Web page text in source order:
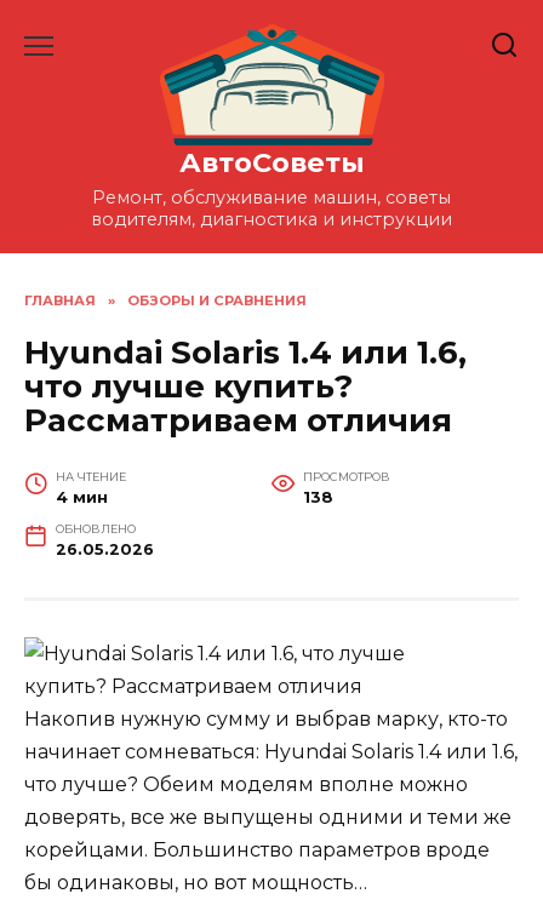
АвтоСоветы
Ремонт, обслуживание машин, советы
водителям, диагностика и инструкции
ГЛАВНАЯ » ОБЗОРЫ И СРАВНЕНИЯ
Hyundai Solaris 1.4 или 1.6,
что лучше купить?
Рассматриваем отличия
НА ЧТЕНИЕ
4 мин
ПРОСМОТРОВ
138
ОБНОВЛЕНО
26.05.2026
Накопив нужную сумму и выбрав марку, кто-то
начинает сомневаться: Hyundai Solaris 1.4 или 1.6,
что лучше? Обеим моделям вполне можно
доверять, все же выпущены одними и теми же
корейцами. Большинство параметров вроде
бы одинаковы, но вот мощность…